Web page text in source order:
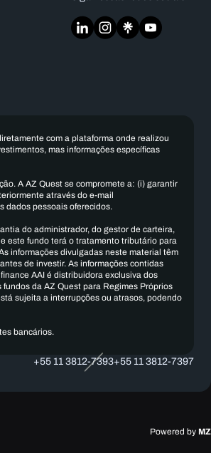
com a plataforma onde realizou
mas informações específicas
A AZ Quest se compromete a: (i) garantir
através do e-mail
dados pessoais oferecidos.
do administrador, do gestor de carteira,
este fundo terá o tratamento tributário para
informações divulgadas neste material têm
de investir. As informações contidas
AAI é distribuidora exclusiva dos
da AZ Quest para Regimes Próprios
sujeita a interrupções ou atrasos, podendo
bancários.
+55 11 3812-7393+55 11 3812-7397
Powered by MZ